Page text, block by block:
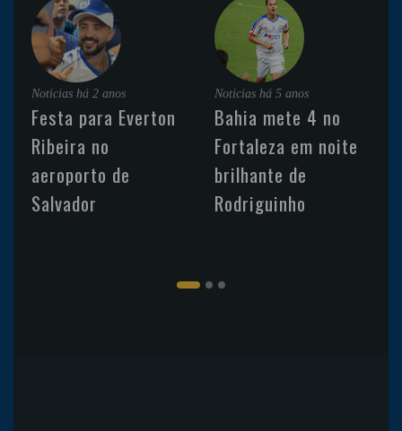
Noticias há 2 anos
Festa para Everton
Ribeira no
aeroporto de
Salvador
Noticias há 5 anos
Bahia mete 4 no
Fortaleza em noite
brilhante de
Rodriguinho